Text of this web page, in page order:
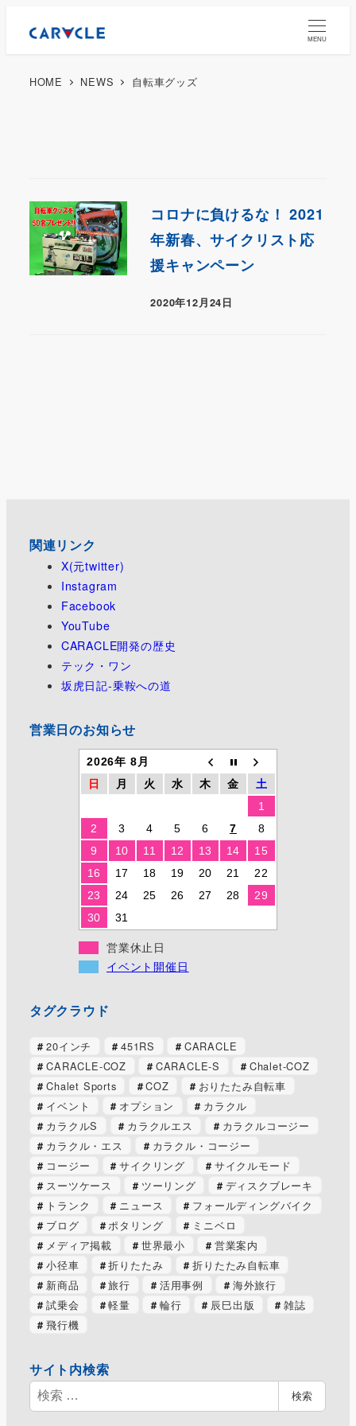
MENU
HOME NEWS 自転車グッズ
コロナに負けるな！ 2021
年新春、サイクリスト応
援キャンペーン
2020年12月24日
関連リンク
X(元twitter)
Instagram
Facebook
YouTube
CARACLE開発の歴史
テック・ワン
坂虎日記-乗鞍への道
営業日のお知らせ
2026年 8月
日
月 火 水 木 金
土
1
2
3 4 5 6 7
8
9
10 11 12 13 14
15
16
17 18 19 20 21
22
23
24 25 26 27 28
29
30
31
営業休止日
イベント開催日
タグクラウド
20インチ 451RS
CARACLE
CARACLE-COZ
CARACLE-S
Chalet-COZ
Chalet Sports
COZ
おりたたみ自転車
イベント
オプション
カラクル
カラクルS
カラクルエス
カラクルコージー
カラクル・エス
カラクル・コージー
コージー
サイクリング
サイクルモード
スーツケース
ツーリング
ディスクブレーキ
トランク
ニュース
フォールディングバイク
ブログ
ポタリング
ミニベロ
メディア掲載
世界最小
営業案内
小径車
折りたたみ
折りたたみ自転車
新商品
旅行 活用事例
海外旅行
試乗会
軽量 輪行 辰巳出版
雑誌
飛行機
サイト内検索
検
索
検索